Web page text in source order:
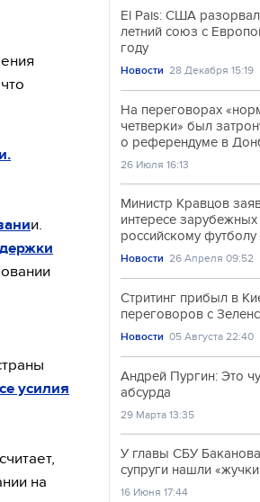
и.
усилия
на
El Pais: США
летний союз с
году
Новости 28 Декабря 15:19
На переговорах
четверки» был
о референдуме в
26 Июля 16:13
Министр Кравцов
интересе зарубежных
российскому футболу
Новости 26 Апреля 09:52
Стритинг прибыл в
переговоров с
Новости 05 Августа 22:40
Андрей Пургин: Это
абсурда
29 Марта 13:35
У главы СБУ
супруги нашли
16 Июня 17:44